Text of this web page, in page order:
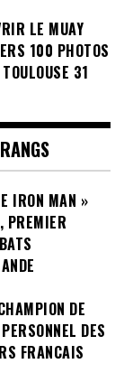
LE MUAY
100 PHOTOS
31
IRON MAN »
PREMIER
DE
DES
FRANCAIS